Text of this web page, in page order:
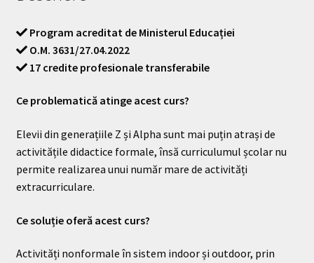
Program acreditat de Ministerul Educației
O.M. 3631/27.04.2022
17 credite profesionale transferabile
Ce problematică atinge acest curs?
Elevii din generațiile Z și Alpha sunt mai puțin atrași de
activitățile didactice formale, însă curriculumul școlar nu
permite realizarea unui număr mare de activități
extracurriculare.
Ce soluție oferă acest curs?
Activități nonformale în sistem indoor și outdoor, prin